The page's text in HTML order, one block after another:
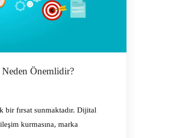
Önemlidir?
fırsat sunmaktadır. Dijital
kurmasına, marka